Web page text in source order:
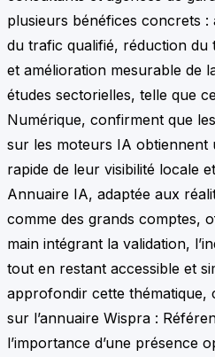
plusieurs bénéfices concrets :
du trafic qualifié, réduction du
et amélioration mesurable de
études sectorielles, telle que
Numérique, confirment que
sur les moteurs IA obtiennent
rapide de leur visibilité locale
Annuaire IA, adaptée aux
comme des grands comptes,
main intégrant la validation,
tout en restant accessible et
approfondir cette thématique,
sur l’annuaire Wispra :
l’importance d’une présence